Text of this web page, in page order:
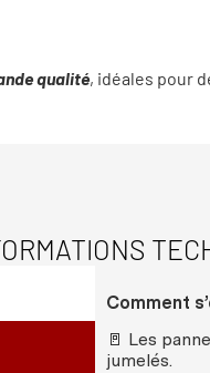
qualité, idéales pour
Comment s’
🚪 Les
jumelés.